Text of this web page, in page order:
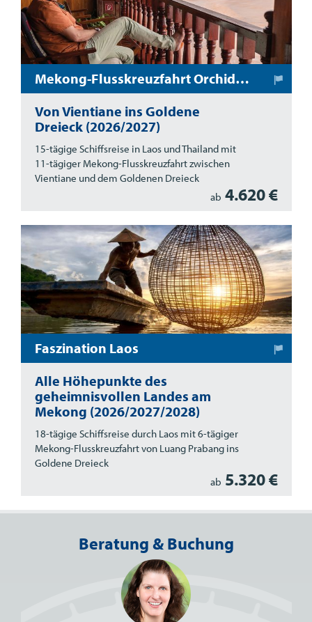
Mekong-Flusskreuzfahrt Orchidee
Von Vientiane ins Goldene
Dreieck (2026/2027)
15-tägige Schiffsreise in Laos und Thailand mit
11-tägiger Mekong-Flusskreuzfahrt zwischen
Vientiane und dem Goldenen Dreieck
ab 4.620 €
Faszination Laos
Alle Höhepunkte des
geheimnisvollen Landes am
Mekong (2026/2027/2028)
18-tägige Schiffsreise durch Laos mit 6-tägiger
Mekong-Flusskreuzfahrt von Luang Prabang ins
Goldene Dreieck
ab 5.320 €
Beratung & Buchung